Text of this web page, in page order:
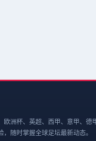
洲杯、英超、西甲、意甲、
随时掌握全球足坛最新动态。